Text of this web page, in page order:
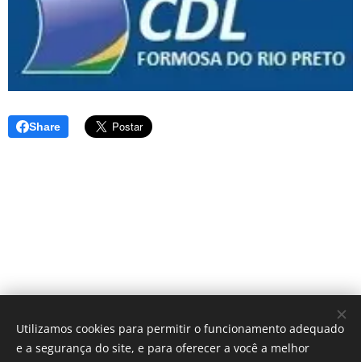
Share
Utilizamos cookies para permitir o funcionamento adequado
e a segurança do site, e para oferecer a você a melhor